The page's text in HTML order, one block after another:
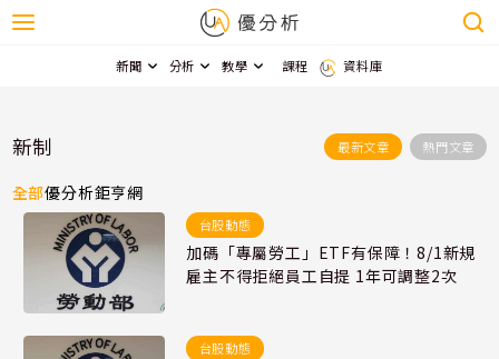
新聞 分析 教學 課程 資料庫
新制 最新文章 熱門文章
全部優分析鉅亨網
台股動態
加碼「專屬勞工」ETF有保障！8/1新規
雇主不得拒絕員工自提 1年可調整2次
台股動態